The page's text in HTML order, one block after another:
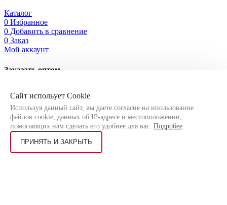
Сайт испольует Cookie
Используя данный сайт, вы даете согласие на ипользование
файлов cookie, данных об IP-адресе и местоположении,
помогающих нам сделать его удобнее для вас. Подробее.
ПРИНЯТЬ И ЗАКРЫТЬ
Каталог
0 Избранное
0 Добавить в сравнение
0 Заказ
Мой аккаунт
Заказать оптом
с Вами!